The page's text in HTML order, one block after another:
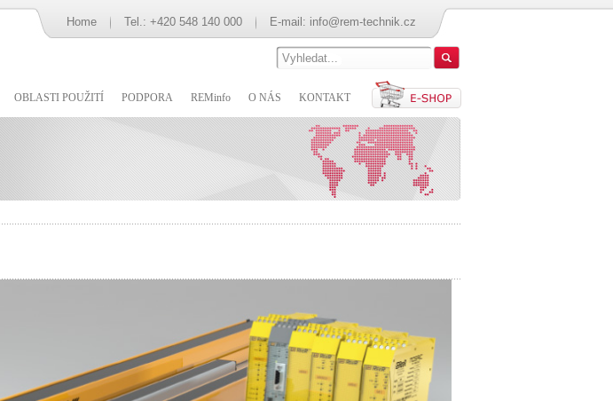
Home Tel.: +420 548 140 000 E-mail: info@rem-technik.cz
OBLASTI POUŽITÍ PODPORA REMinfo O NÁS KONTAKT